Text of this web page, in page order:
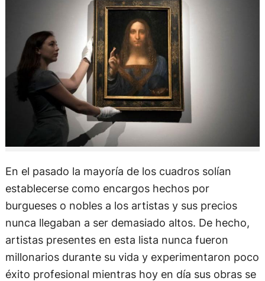
En el pasado la mayoría de los cuadros solían
establecerse como encargos hechos por
burgueses o nobles a los artistas y sus precios
nunca llegaban a ser demasiado altos. De hecho,
artistas presentes en esta lista nunca fueron
millonarios durante su vida y experimentaron poco
éxito profesional mientras hoy en día sus obras se